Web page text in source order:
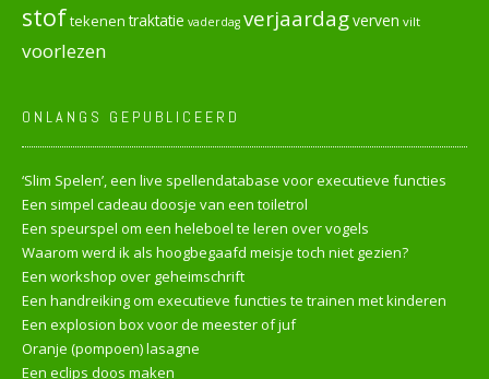
stoftekenen traktatie vaderdag verjaardagverven vilt
voorlezen
ONLANGS GEPUBLICEERD
‘Slim Spelen’, een live spellendatabase voor executieve functies
Een simpel cadeau doosje van een toiletrol
Een speurspel om een heleboel te leren over vogels
Waarom werd ik als hoogbegaafd meisje toch niet gezien?
Een workshop over geheimschrift
Een handreiking om executieve functies te trainen met kinderen
Een explosion box voor de meester of juf
Oranje (pompoen) lasagne
Een eclips doos maken